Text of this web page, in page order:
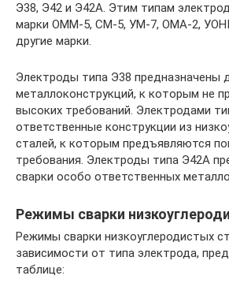
Э38, Э42 и Э42А. Этим типам
марки ОММ-5, СМ-5, УМ-7, ОМА-2,
другие марки.
Электроды типа Э38 предназначены
металлоконструкций, к которым не
высоких требований. Электродами
ответственные конструкции из
сталей, к которым предъявляются
требования. Электроды типа Э42А
сварки особо ответственных
Режимы сварки
Режимы сварки низкоуглеродистых
зависимости от типа электрода,
таблице: